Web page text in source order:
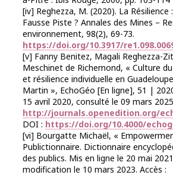
[iv] Reghezza, M. (2020). La
Fausse Piste ? Annales des Mines –
environnement, 98(2), 69-73.
https://doi.org/10.3917/
[v] Fanny Benitez, Magali Reghezza-
Meschinet de Richemond, « Culture
et résilience individuelle en
Martin », EchoGéo [En ligne], 51 |
15 avril 2020, consulté le 09 mars
http://journals.openedition.org/
DOI : https://doi.org/10.4000/
[vi] Bourgatte Michaël, «
Publictionnaire. Dictionnaire
des publics. Mis en ligne le 20 mai
modification le 10 mars 2023. Accès :